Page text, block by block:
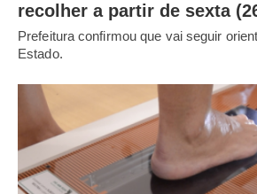
recolher a partir de sexta
Prefeitura confirmou que vai seguir
Estado.